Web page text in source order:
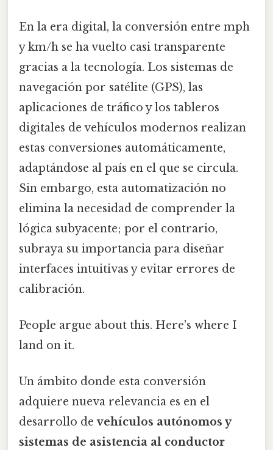
En la era digital, la conversión entre mph
y km/h se ha vuelto casi transparente
gracias a la tecnología. Los sistemas de
navegación por satélite (GPS), las
aplicaciones de tráfico y los tableros
digitales de vehículos modernos realizan
estas conversiones automáticamente,
adaptándose al país en el que se circula.
Sin embargo, esta automatización no
elimina la necesidad de comprender la
lógica subyacente; por el contrario,
subraya su importancia para diseñar
interfaces intuitivas y evitar errores de
calibración.
People argue about this. Here's where I
land on it.
Un ámbito donde esta conversión
adquiere nueva relevancia es en el
desarrollo devehículos autónomos y
sistemas de asistencia al conductor